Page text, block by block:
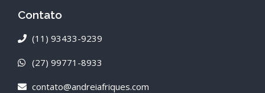
Contato
(11) 93433-9239
(27) 99771-8933
contato@andreiafriques.com